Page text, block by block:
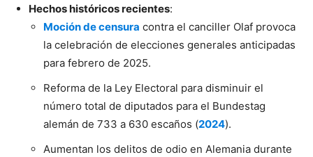
Hechos históricos recientes:
Moción de censura contra el canciller Olaf provoca
la celebración de elecciones generales anticipadas
para febrero de 2025.
Reforma de la Ley Electoral para disminuir el
número total de diputados para el Bundestag
alemán de 733 a 630 escaños (2024).
Aumentan los delitos de odio en Alemania durante